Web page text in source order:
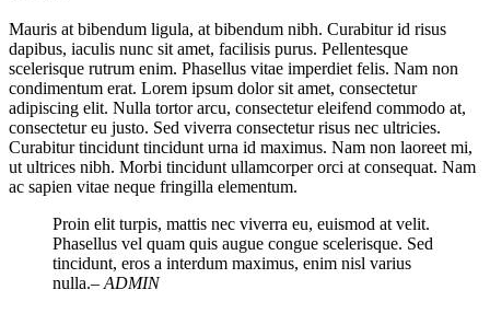
Mauris at bibendum ligula, at bibendum nibh. Curabitur id risus
dapibus, iaculis nunc sit amet, facilisis purus. Pellentesque
scelerisque rutrum enim. Phasellus vitae imperdiet felis. Nam non
condimentum erat. Lorem ipsum dolor sit amet, consectetur
adipiscing elit. Nulla tortor arcu, consectetur eleifend commodo at,
consectetur eu justo. Sed viverra consectetur risus nec ultricies.
Curabitur tincidunt tincidunt urna id maximus. Nam non laoreet mi,
ut ultrices nibh. Morbi tincidunt ullamcorper orci at consequat. Nam
ac sapien vitae neque fringilla elementum.
Proin elit turpis, mattis nec viverra eu, euismod at velit.
Phasellus vel quam quis augue congue scelerisque. Sed
tincidunt, eros a interdum maximus, enim nisl varius
nulla.– ADMIN